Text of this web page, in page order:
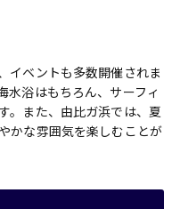
イベントも多数開催されま
水浴はもちろん、サーフィ
。また、由比ガ浜では、夏
かな雰囲気を楽しむことが